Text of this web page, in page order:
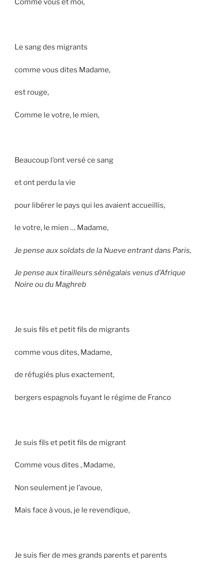
Comme vous et moi,
Le sang des migrants
comme vous dites Madame,
est rouge,
Comme le votre, le mien,
Beaucoup l’ont versé ce sang
et ont perdu la vie
pour libérer le pays qui les avaient accueillis,
le votre, le mien … Madame,
Je pense aux soldats de la Nueve entrant dans Paris,
Je pense aux tirailleurs sénégalais venus d’Afrique
Noire ou du Maghreb
Je suis fils et petit fils de migrants
comme vous dites, Madame,
de réfugiés plus exactement,
bergers espagnols fuyant le régime de Franco
Je suis fils et petit fils de migrant
Comme vous dites , Madame,
Non seulement je l’avoue,
Mais face à vous, je le revendique,
Je suis fier de mes grands parents et parents